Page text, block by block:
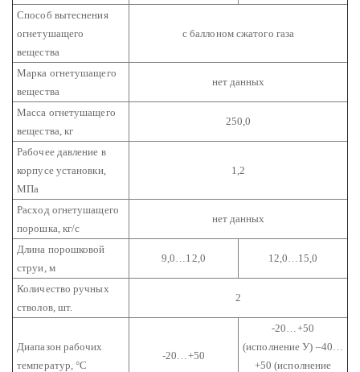
Способ вытеснения
огнетушащего
вещества
с баллоном сжатого газа
Марка огнетушащего
вещества
нет данных
Масса огнетушащего
вещества, кг
250,0
Рабочее давление в
корпусе установки,
МПа
1,2
Расход огнетушащего
порошка, кг/с
нет данных
Длина порошковой
струи, м
9,0…12,0 12,0…15,0
Количество ручных
стволов, шт.
2
Диапазон рабочих
температур, °С
-20…+50
-20…+50
(исполнение У) –40…
+50 (исполнение